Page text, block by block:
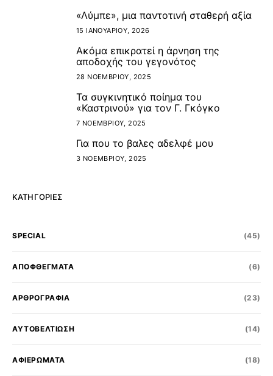
«Λύμπε», μια παντοτινή σταθερή αξία
15 ΙΑΝΟΥΑΡΊΟΥ, 2026
Ακόμα επικρατεί η άρνηση της
αποδοχής του γεγονότος
28 ΝΟΕΜΒΡΊΟΥ, 2025
Τα συγκινητικό ποίημα του
«Καστρινού» για τον Γ. Γκόγκο
7 ΝΟΕΜΒΡΊΟΥ, 2025
Για που το βαλες αδελφέ μου
3 ΝΟΕΜΒΡΊΟΥ, 2025
ΚΑΤΗΓΟΡΊΕΣ
SPECIAL (45)
ΑΠΟΦΘΕΓΜΑΤΑ (6)
ΑΡΘΡΟΓΡΑΦΙΑ (23)
ΑΥΤΟΒΕΛΤΙΩΣΗ (14)
ΑΦΙΕΡΩΜΑΤΑ (18)